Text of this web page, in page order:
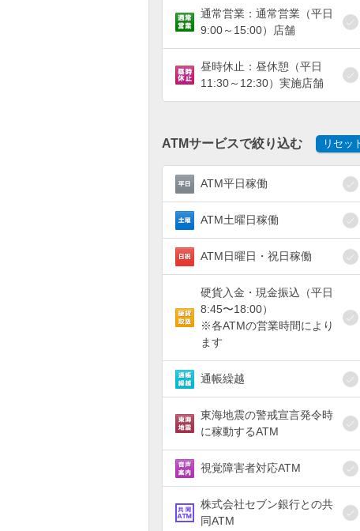
通常営業：通常営業（平日
9:00～15:00）店舗
昼時休止：昼休憩（平日
11:30～12:30）実施店舗
ATMサービスで絞り込む リセッ
ATM平日稼働
ATM土曜日稼働
ATM日曜日・祝日稼働
硬貨入金・現金振込（平日
8:45〜18:00）
※各ATMの営業時間により
ます
通帳繰越
東海地震の警戒宣言発令時
に稼動するATM
視覚障害者対応ATM
株式会社セブン銀行との共
同ATM